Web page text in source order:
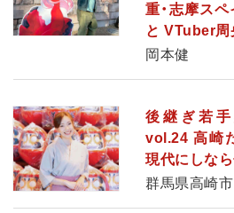
重・志摩ス
と VTuber周
岡本健
後継ぎ若
vol.24 高崎
現代にしな
群馬県高崎